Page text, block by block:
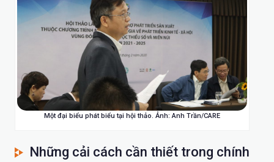
Một đại biểu phát biểu tại hội thảo. Ảnh: Anh Trần/CARE
Những cải cách cần thiết trong chính